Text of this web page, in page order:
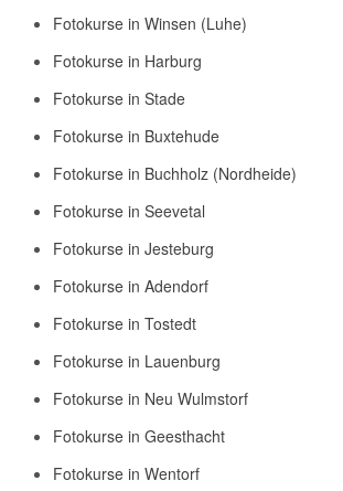
Fotokurse in Winsen (Luhe)
Fotokurse in Harburg
Fotokurse in Stade
Fotokurse in Buxtehude
Fotokurse in Buchholz (Nordheide)
Fotokurse in Seevetal
Fotokurse in Jesteburg
Fotokurse in Adendorf
Fotokurse in Tostedt
Fotokurse in Lauenburg
Fotokurse in Neu Wulmstorf
Fotokurse in Geesthacht
Fotokurse in Wentorf